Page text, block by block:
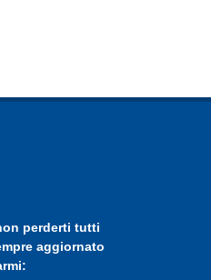
perderti tutti
aggiornato